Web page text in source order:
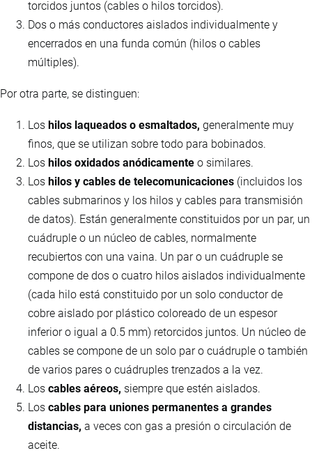
torcidos juntos (cables o hilos torcidos).
Dos o más conductores aislados individualmente y
encerrados en una funda común (hilos o cables
múltiples).
Por otra parte, se distinguen:
Los hilos laqueados o esmaltados, generalmente muy
finos, que se utilizan sobre todo para bobinados.
Los hilos oxidados anódicamente o similares.
Los hilos y cables de telecomunicaciones (incluidos los
cables submarinos y los hilos y cables para transmisión
de datos). Están generalmente constituidos por un par, un
cuádruple o un núcleo de cables, normalmente
recubiertos con una vaina. Un par o un cuádruple se
compone de dos o cuatro hilos aislados individualmente
(cada hilo está constituido por un solo conductor de
cobre aislado por plástico coloreado de un espesor
inferior o igual a 0.5 mm) retorcidos juntos. Un núcleo de
cables se compone de un solo par o cuádruple o también
de varios pares o cuádruples trenzados a la vez.
Los cables aéreos, siempre que estén aislados.
Los cables para uniones permanentes a grandes
distancias, a veces con gas a presión o circulación de
aceite.